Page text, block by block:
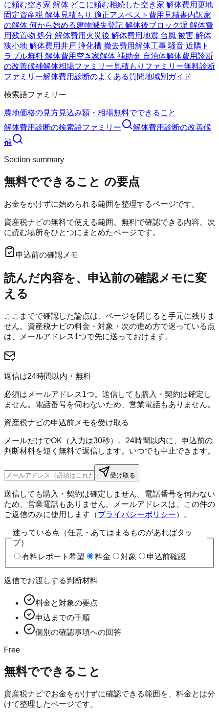
に頼む空き家 解体 どこに頼む相続した空き家 解体費用更地
固定資産税 解体見積もり 適正アスベスト費用 見積書内訳家
の解体 何から始める建物滅失登記 解体後ブロック塀 解体費
用残置物 処分 解体費用 火災後 解体費用地震 台風 被害 解体
狭小地 解体費用井戸 浄化槽 撤去費用解体工事 騒音 近隣ト
ラブル無料 解体費用 空き家解体 補助金 自治体解体費用診断
の改善候補解体相場ファミリー 見積もりファミリー無料診断
ファミリー解体費用診断のよくある質問地域別ガイド
検索語ファミリー
農地価格の見方見込み額・相場無料でできること
解体費用診断の検索語ファミリー 解体費用診断の改善候
補
Section summary
無料でできること の要点
お金をかけずに始められる範囲を整理するページです。
資産税ナビの無料で使える範囲、無料で確認できる内容、次
に読む場所をひとつにまとめたページです。
申込前の確認メモ
読んだ内容を、申込前の確認メモに変
える
ここまでで確認した論点は、ページを閉じると手元に残りま
せん。 資産税ナビの料金・対象・次の進め方で迷っている点
は、メールアドレス1つで先に送っておけます。
返信は24時間以内・無料
必須はメールアドレス1つ。送信しても購入・契約は確定し
ません。電話番号を伺わないため、営業電話もありません。
資産税ナビの申込前メモを受け取る
メールだけでOK（入力は30秒）。24時間以内に、申込前の
判断材料を短く無料で返信します。いつでも中止できます。
受け取る
送信しても購入・契約は確定しません。電話番号を伺わない
ため、営業電話もありません。メールアドレスは、この件の
ご返信のみに使用します（プライバシーポリシー）。
迷っている点（任意・あてはまるものがあればタッ
プ）
有料レポート希望
料金 対象 申込前確認
返信でお渡しする判断材料
料金と対象の要点
申込までの手順
個別の確認事項への回答
Free
無料でできること
資産税ナビでお金をかけずに確認できる範囲を、料金とは分
けて整理したページです。